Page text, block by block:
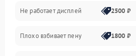
Управление и электроника
Программное обеспечение
Не работает дисплей 2500 ₽
Плохо взбивает пену 1800 ₽